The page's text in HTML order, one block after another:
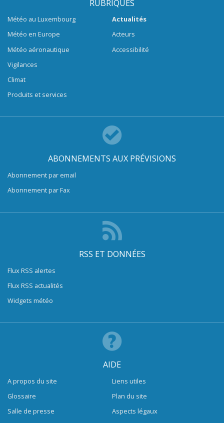
RUBRIQUES
Météo au Luxembourg
Météo en Europe
Météo aéronautique
Vigilances
Climat
Produits et services
Actualités
Acteurs
Accessibilité
ABONNEMENTS AUX PRÉVISIONS
Abonnement par email
Abonnement par Fax
RSS ET DONNÉES
Flux RSS alertes
Flux RSS actualités
Widgets météo
AIDE
A propos du site
Glossaire
Salle de presse
Liens utiles
Plan du site
Aspects légaux